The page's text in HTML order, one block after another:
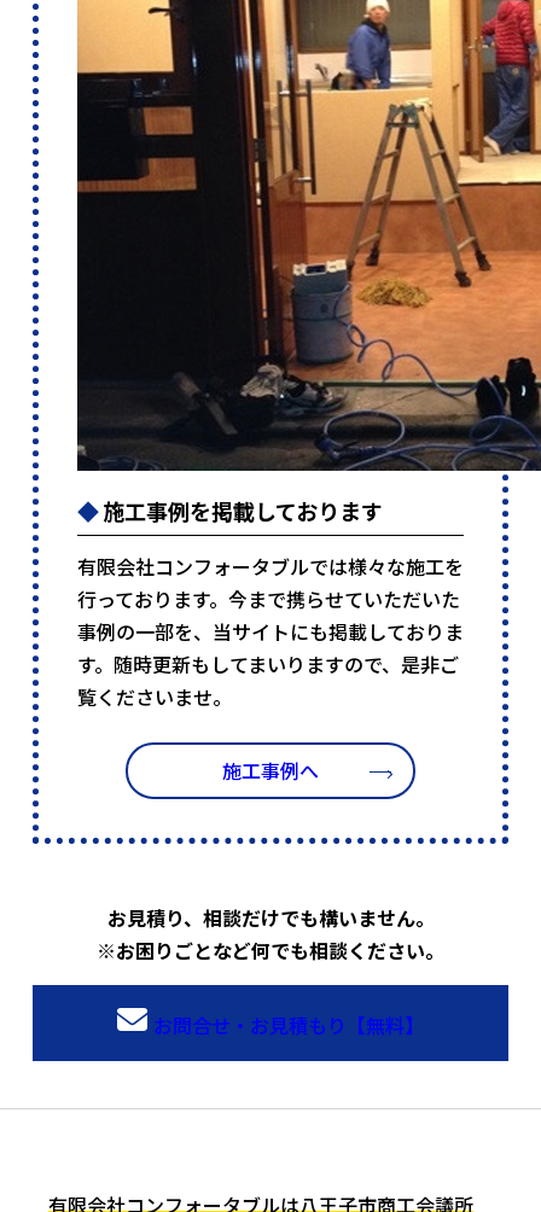
施工事例を掲載しております
有限会社コンフォータブルでは様々な施工を
行っております。今まで携らせていただいた
事例の一部を、当サイトにも掲載しておりま
す。随時更新もしてまいりますので、是非ご
覧くださいませ。
施工事例へ
お見積り、相談だけでも構いません。
※お困りごとなど何でも相談ください。
お問合せ・お見積もり【無料】
有限会社コンフォータブルは八王子市商工会議所